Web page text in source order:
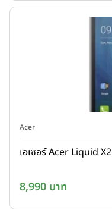
Acer
เอเซอร์ Acer Liquid X2
8,990 บาท